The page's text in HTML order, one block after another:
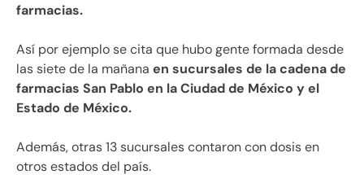
farmacias.
Así por ejemplo se cita que hubo gente formada desde
las siete de la mañana en sucursales de la cadena de
farmacias San Pablo en la Ciudad de México y el
Estado de México.
Además, otras 13 sucursales contaron con dosis en
otros estados del país.